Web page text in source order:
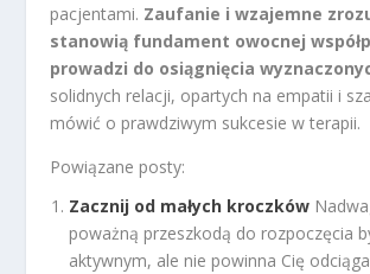
pacjentami. Zaufanie i wzajemne
stanowią fundament owocnej
prowadzi do osiągnięcia
solidnych relacji, opartych na empatii i
mówić o prawdziwym sukcesie w terapii.
Powiązane posty:
Zacznij od małych kroczków
poważną przeszkodą do rozpoczęcia
aktywnym, ale nie powinna Cię